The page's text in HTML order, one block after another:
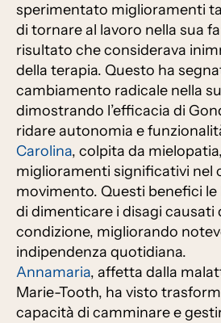
sperimentato miglioramenti
di tornare al lavoro nella sua
risultato che considerava
della terapia. Questo ha
cambiamento radicale nella
dimostrando l’efficacia di
ridare autonomia e
Carolina, colpita da
miglioramenti significativi nel
movimento. Questi benefici
di dimenticare i disagi causati
condizione, migliorando
indipendenza quotidiana.
Annamaria, affetta dalla
Marie-Tooth, ha visto
capacità di camminare e